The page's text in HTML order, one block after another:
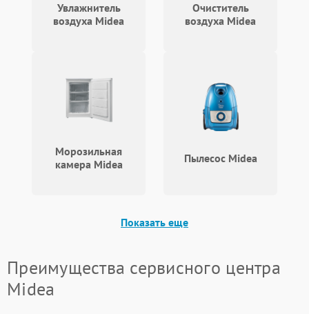
Увлажнитель
воздуха Midea
Очиститель
воздуха Midea
Морозильная
камера Midea
Пылесос Midea
Показать еще
Преимущества сервисного центра
Midea